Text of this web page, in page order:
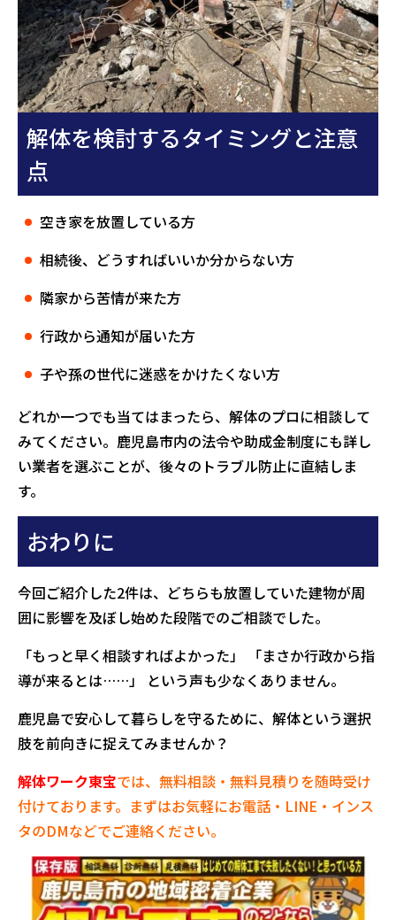
解体を検討するタイミングと注意
点
空き家を放置している方
相続後、どうすればいいか分からない方
隣家から苦情が来た方
行政から通知が届いた方
子や孫の世代に迷惑をかけたくない方
どれか一つでも当てはまったら、解体のプロに相談して
みてください。鹿児島市内の法令や助成金制度にも詳し
い業者を選ぶことが、後々のトラブル防止に直結しま
す。
おわりに
今回ご紹介した2件は、どちらも放置していた建物が周
囲に影響を及ぼし始めた段階でのご相談でした。
「もっと早く相談すればよかった」 「まさか行政から指
導が来るとは……」 という声も少なくありません。
鹿児島で安心して暮らしを守るために、解体という選択
肢を前向きに捉えてみませんか？
解体ワーク東宝では、無料相談・無料見積りを随時受け
付けております。まずはお気軽にお電話・LINE・インス
タのDMなどでご連絡ください。